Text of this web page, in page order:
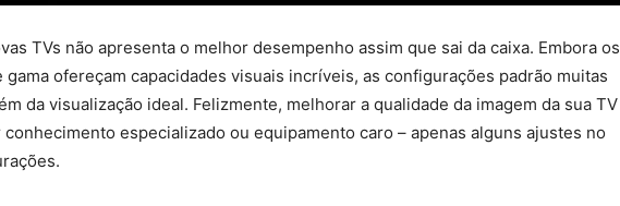
TVs não apresenta o melhor desempenho assim que sai da caixa. Embora os
gama ofereçam capacidades visuais incríveis, as configurações padrão muitas
da visualização ideal. Felizmente, melhorar a qualidade da imagem da sua TV
especializado ou equipamento caro – apenas alguns ajustes no